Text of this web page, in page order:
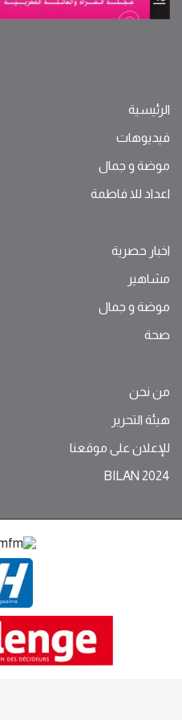
الرئيسية
فيديوهات
موضة ‫و‬ ‫‬‫جمال‬
اعداد للا فاطمة
اخبار حصرية
مشاهير
موضة ‫و‬ ‫‬‫جمال‬
صحة
من نحن
هيئة التحرير
للإعلان على موقعنا
BILAN 2024